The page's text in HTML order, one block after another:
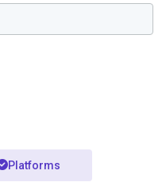
Platforms